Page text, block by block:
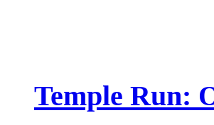
Temple Run: